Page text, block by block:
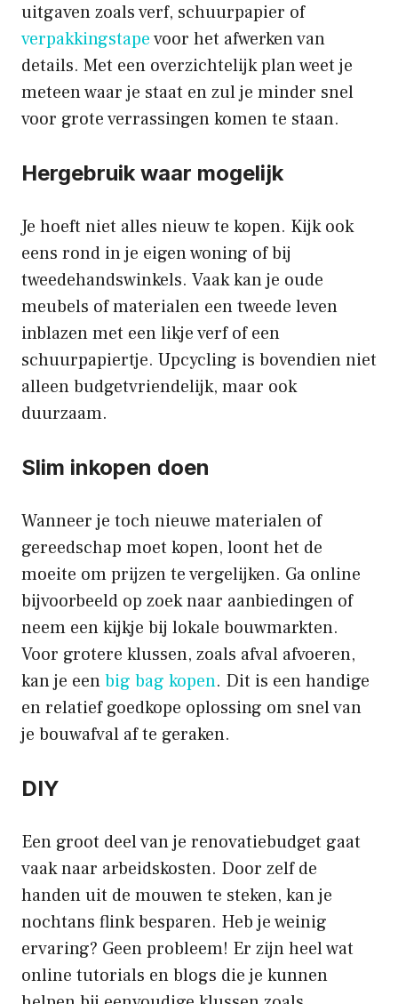
uitgaven zoals verf, schuurpapier of
verpakkingstapevoor het afwerken van
details. Met een overzichtelijk plan weet je
meteen waar je staat en zul je minder snel
voor grote verrassingen komen te staan.
Hergebruik waar mogelijk
Je hoeft niet alles nieuw te kopen. Kijk ook
eens rond in je eigen woning of bij
tweedehandswinkels. Vaak kan je oude
meubels of materialen een tweede leven
inblazen met een likje verf of een
schuurpapiertje. Upcycling is bovendien niet
alleen budgetvriendelijk, maar ook
duurzaam.
Slim inkopen doen
Wanneer je toch nieuwe materialen of
gereedschap moet kopen, loont het de
moeite om prijzen te vergelijken. Ga online
bijvoorbeeld op zoek naar aanbiedingen of
neem een kijkje bij lokale bouwmarkten.
Voor grotere klussen, zoals afval afvoeren,
kan je eenbig bag kopen. Dit is een handige
en relatief goedkope oplossing om snel van
je bouwafval af te geraken.
DIY
Een groot deel van je renovatiebudget gaat
vaak naar arbeidskosten. Door zelf de
handen uit de mouwen te steken, kan je
nochtans flink besparen. Heb je weinig
ervaring? Geen probleem! Er zijn heel wat
online tutorials en blogs die je kunnen